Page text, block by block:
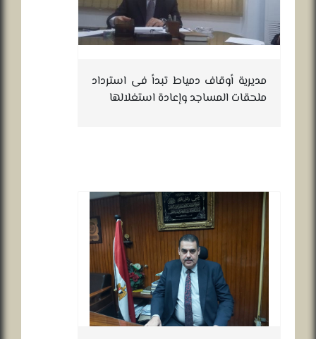
مديرية أوقاف دمياط تبدأ فى استرداد
ملحقات المساجد وإعادة استغلالها